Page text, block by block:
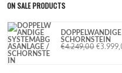
ON SALE PRODUCTS
SCHORNSTEIN
€4.249,00 €